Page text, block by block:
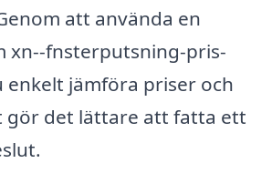
att använda en
xn--fnsterputsning-pris-
enkelt jämföra priser och
gör det lättare att fatta ett